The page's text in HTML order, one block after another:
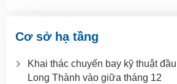
Cơ sở hạ tầng
Khai thác chuyến bay kỹ thuật
Long Thành vào giữa tháng 12